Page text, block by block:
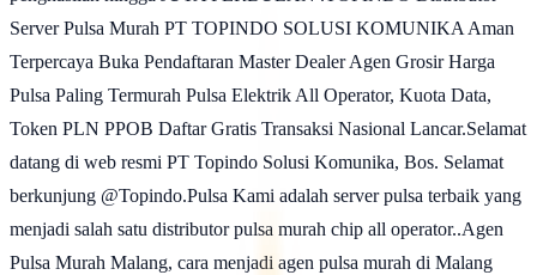
Server Pulsa Murah PT TOPINDO SOLUSI KOMUNIKA Aman
Terpercaya Buka Pendaftaran Master Dealer Agen Grosir Harga
Pulsa Paling Termurah Pulsa Elektrik All Operator, Kuota Data,
Token PLN PPOB Daftar Gratis Transaksi Nasional Lancar.Selamat
datang di web resmi PT Topindo Solusi Komunika, Bos. Selamat
berkunjung @Topindo.Pulsa Kami adalah server pulsa terbaik yang
menjadi salah satu distributor pulsa murah chip all operator..Agen
Pulsa Murah Malang, cara menjadi agen pulsa murah di Malang